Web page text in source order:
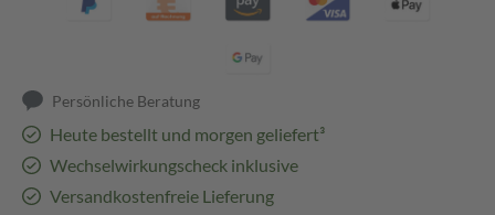
Persönliche Beratung
Heute bestellt und morgen geliefert³
Wechselwirkungscheck inklusive
Versandkostenfreie Lieferung